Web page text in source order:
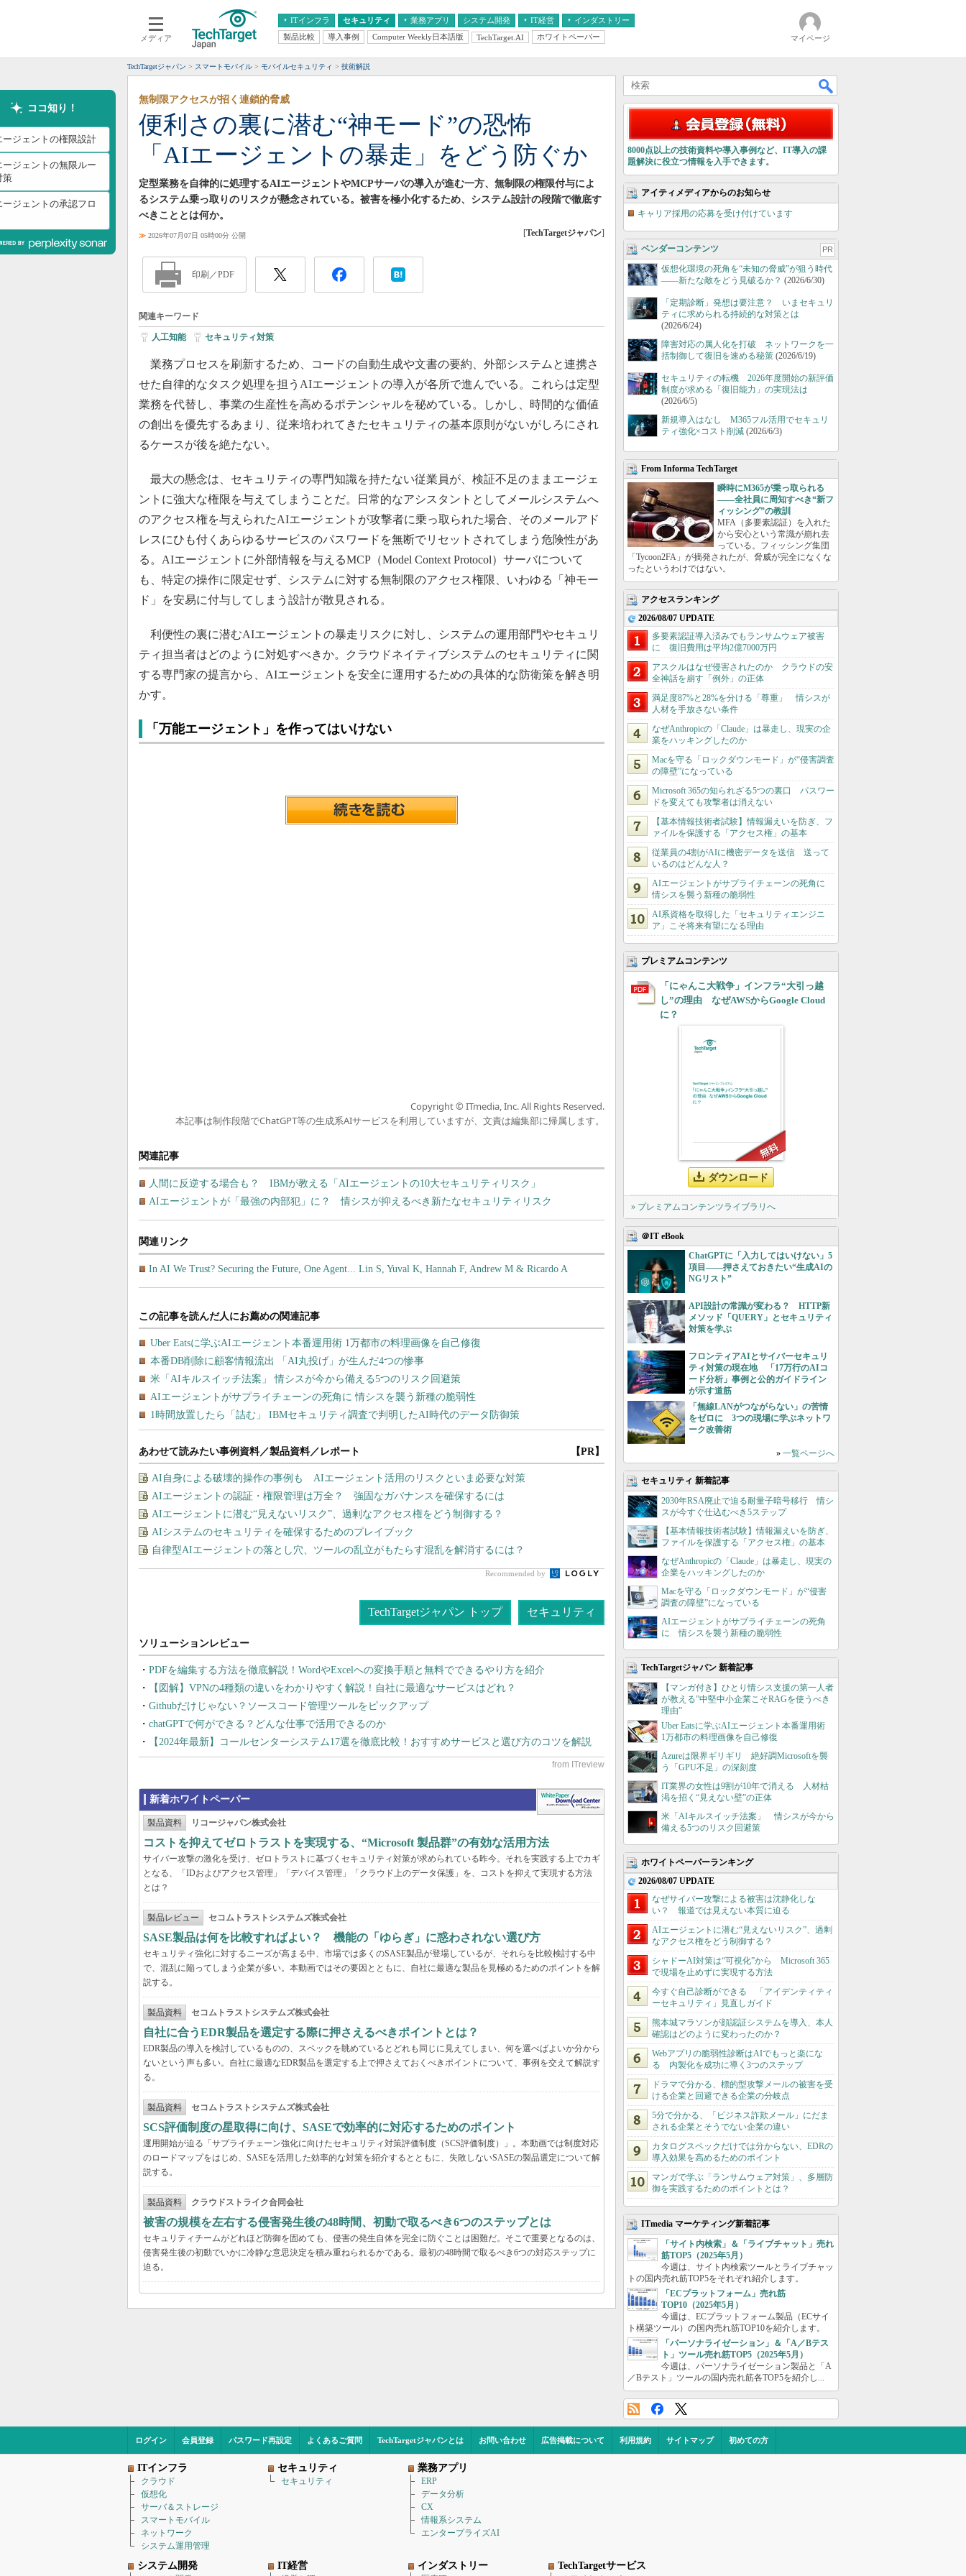
メディア
ITインフラ
クラウド
スマートモバイル
ネットワーク
システム運用管理
セキュリティ 業務アプリ
エンタープライズAI
ERP
CX
情報系システム
システム開発 IT経営
経営とIT
インダストリー
医療IT
製品比較 導入事例 Computer Weekly日本語版 TechTarget.AI ホワイトペーパー マイページ
TechTargetジャパン スマートモバイル モバイルセキュリティ 技術解説
ココ知り！
ージェントの権限設計
ージェントの無限ルー
策
ージェントの承認フロ
便利さの裏に潜む“神モード”の恐怖
「AIエージェントの暴走」をどう防ぐか
無制限アクセスが招く連鎖的脅威
定型業務を自律的に処理するAIエージェントやMCPサーバの導入が進む一方、無制限の権限付与によ
るシステム乗っ取りのリスクが懸念されている。被害を極小化するため、システム設計の段階で徹底す
べきこととは何か。
≫ 2026年07月07日 05時00分 公開 [TechTargetジャパン]
印刷／PDF
関連キーワード
人工知能| セキュリティ対策
業務プロセスを刷新するため、コードの自動生成や文書の要約、外部システムと連携さ
せた自律的なタスク処理を担うAIエージェントの導入が各所で進んでいる。これらは定型
業務を代替し、事業の生産性を高めるポテンシャルを秘めている。しかし、時間的な価値
の創出を優先するあまり、従来培われてきたセキュリティの基本原則がないがしろにされ
るケースが後を絶たない。
最大の懸念は、セキュリティの専門知識を持たない従業員が、検証不足のままエージェ
ントに強大な権限を与えてしまうことだ。日常的なアシスタントとしてメールシステムへ
のアクセス権を与えられたAIエージェントが攻撃者に乗っ取られた場合、そのメールアド
レスにひも付くあらゆるサービスのパスワードを無断でリセットされてしまう危険性があ
る。AIエージェントに外部情報を与えるMCP（Model Context Protocol）サーバについて
も、特定の操作に限定せず、システムに対する無制限のアクセス権限、いわゆる「神モー
ド」を安易に付与してしまう設計が散見される。
利便性の裏に潜むAIエージェントの暴走リスクに対し、システムの運用部門やセキュリ
ティ担当者はどのように対処すべきか。クラウドネイティブシステムのセキュリティに関
する専門家の提言から、AIエージェントを安全に運用するための具体的な防衛策を解き明
かす。
「万能エージェント」を作ってはいけない
Copyright © ITmedia, Inc. All Rights Reserved.
本記事は制作段階でChatGPT等の生成系AIサービスを利用していますが、文責は編集部に帰属します。
関連記事
人間に反逆する場合も？ IBMが教える「AIエージェントの10大セキュリティリスク」
AIエージェントが「最強の内部犯」に？ 情シスが抑えるべき新たなセキュリティリスク
関連リンク
In AI We Trust? Securing the Future, One Agent... Lin S, Yuval K, Hannah F, Andrew M & Ricardo A
あわせて読みたい事例資料／製品資料／レポート 【PR】
AI自身による破壊的操作の事例も AIエージェント活用のリスクといま必要な対策
AIエージェントの認証・権限管理は万全？ 強固なガバナンスを確保するには
AIエージェントに潜む“見えないリスク”、過剰なアクセス権をどう制御する？
AIシステムのセキュリティを確保するためのプレイブック
自律型AIエージェントの落とし穴、ツールの乱立がもたらす混乱を解消するには？
Recommended by
TechTargetジャパン トップ セキュリティ
PDFを編集する方法を徹底解説！WordやExcelへの変換手順と無料でできるやり方を紹介
【図解】VPNの4種類の違いをわかりやすく解説！自社に最適なサービスはどれ？
Githubだけじゃない？ソースコード管理ツールをピックアップ
chatGPTで何ができる？どんな仕事で活用できるのか
【2024年最新】コールセンターシステム17選を徹底比較！おすすめサービスと選び方のコツを解説
新着ホワイトペーパー
製品資料 リコージャパン株式会社
コストを抑えてゼロトラストを実現する、“Microsoft 製品群”の有効な活用方法
サイバー攻撃の激化を受け、ゼロトラストに基づくセキュリティ対策が求められている昨今。それを実践する上でカギ
となる、「IDおよびアクセス管理」「デバイス管理」「クラウド上のデータ保護」を、コストを抑えて実現する方法
とは？
製品レビュー セコムトラストシステムズ株式会社
SASE製品は何を比較すればよい？ 機能の「ゆらぎ」に惑わされない選び方
セキュリティ強化に対するニーズが高まる中、市場では多くのSASE製品が登場しているが、それらを比較検討する中
で、混乱に陥ってしまう企業が多い。本動画ではその要因とともに、自社に最適な製品を見極めるためのポイントを解
説する。
製品資料 セコムトラストシステムズ株式会社
自社に合うEDR製品を選定する際に押さえるべきポイントとは？
EDR製品の導入を検討しているものの、スペックを眺めているとどれも同じに見えてしまい、何を選べばよいか分から
ないという声も多い。自社に最適なEDR製品を選定する上で押さえておくべきポイントについて、事例を交えて解説す
る。
製品資料 セコムトラストシステムズ株式会社
SCS評価制度の星取得に向け、SASEで効率的に対応するためのポイント
運用開始が迫る「サプライチェーン強化に向けたセキュリティ対策評価制度（SCS評価制度）」。本動画では制度対応
のロードマップをはじめ、SASEを活用した効率的な対策を紹介するとともに、失敗しないSASEの製品選定について解
説する。
製品資料 クラウドストライク合同会社
被害の規模を左右する侵害発生後の48時間、初動で取るべき6つのステップとは
セキュリティチームがどれほど防御を固めても、侵害の発生自体を完全に防ぐことは困難だ。そこで重要となるのは、
侵害発生後の初動でいかに冷静な意思決定を積み重ねられるかである。最初の48時間で取るべき6つの対応ステップに
迫る。
8000点以上の技術資料や導入事例など、IT導入の課
題解決に役立つ情報を入手できます。
アイティメディアからのお知らせ
キャリア採用の応募を受け付けています
ベンダーコンテンツ PR
仮想化環境の死角を“未知の脅威”が狙う時代
――新たな敵をどう見破るか？ (2026/6/30)
「定期診断」発想は要注意？ いまセキュリ
ティに求められる持続的な対策とは
(2026/6/24)
障害対応の属人化を打破 ネットワークを一
括制御して復旧を速める秘策 (2026/6/19)
セキュリティの転機 2026年度開始の新評価
制度が求める「復旧能力」の実現法は
(2026/6/5)
新規導入はなし M365フル活用でセキュリ
ティ強化×コスト削減 (2026/6/3)
From Informa TechTarget
瞬時にM365が乗っ取られる
――全社員に周知すべき“新フ
ィッシング”の教訓
MFA（多要素認証）を入れた
から安心という常識が崩れ去
っている。フィッシング集団
「Tycoon2FA」が摘発されたが、脅威が完全になくな
ったというわけではない。
アクセスランキング
2026/08/07 UPDATE
多要素認証導入済みでもランサムウェア被害
に 復旧費用は平均2億7000万円
アスクルはなぜ侵害されたのか クラウドの安
全神話を崩す「例外」の正体
満足度87%と28%を分ける「尊重」 情シスが
人材を手放さない条件
なぜAnthropicの「Claude」は暴走し、現実の企
業をハッキングしたのか
Macを守る「ロックダウンモード」が“侵害調査
の障壁”になっている
Microsoft 365の知られざる5つの裏口 パスワー
ドを変えても攻撃者は消えない
【基本情報技術者試験】情報漏えいを防ぎ、フ
ァイルを保護する「アクセス権」の基本
従業員の4割がAIに機密データを送信 送って
いるのはどんな人？
AIエージェントがサプライチェーンの死角に
情シスを襲う新種の脆弱性
AI系資格を取得した「セキュリティエンジニ
ア」こそ将来有望になる理由
プレミアムコンテンツ
「にゃんこ大戦争」インフラ“大引っ越
し”の理由 なぜAWSからGoogle Cloud
に？
ダウンロード
» プレミアムコンテンツライブラリへ
＠IT eBook
ChatGPTに「入力してはいけない」5
項目――押さえておきたい“生成AIの
NGリスト”
API設計の常識が変わる？ HTTP新
メソッド「QUERY」とセキュリティ
対策を学ぶ
フロンティアAIとサイバーセキュリ
ティ対策の現在地 「17万行のAIコ
ード分析」事例と公的ガイドライン
が示す道筋
「無線LANがつながらない」の苦情
をゼロに 3つの現場に学ぶネットワ
ーク改善術
» 一覧ページへ
セキュリティ 新着記事
2030年RSA廃止で迫る耐量子暗号移行 情シ
スが今すぐ仕込むべき5ステップ
【基本情報技術者試験】情報漏えいを防ぎ、
ファイルを保護する「アクセス権」の基本
なぜAnthropicの「Claude」は暴走し、現実の
企業をハッキングしたのか
Macを守る「ロックダウンモード」が“侵害
調査の障壁”になっている
AIエージェントがサプライチェーンの死角
に 情シスを襲う新種の脆弱性
TechTargetジャパン 新着記事
【マンガ付き】ひとり情シス支援の第一人者
が教える”中堅中小企業こそRAGを使うべき
理由”
Uber Eatsに学ぶAIエージェント本番運用術
1万都市の料理画像を自己修復
Azureは限界ギリギリ 絶好調Microsoftを襲
う「GPU不足」の深刻度
IT業界の女性は9割が10年で消える 人材枯
渇を招く“見えない壁”の正体
米「AIキルスイッチ法案」 情シスが今から
備える5つのリスク回避策
ホワイトペーパーランキング
2026/08/07 UPDATE
なぜサイバー攻撃による被害は沈静化しな
い？ 報道では見えない本質に迫る
AIエージェントに潜む“見えないリスク”、過剰
なアクセス権をどう制御する？
シャドーAI対策は“可視化”から Microsoft 365
で現場を止めずに実現する方法
今すぐ自己診断ができる 「アイデンティティ
ーセキュリティ」見直しガイド
熊本城マラソンが顔認証システムを導入、本人
確認はどのように変わったのか？
Webアプリの脆弱性診断はAIでもっと楽にな
る 内製化を成功に導く3つのステップ
ドラマで分かる、標的型攻撃メールの被害を受
ける企業と回避できる企業の分岐点
5分で分かる、「ビジネス詐欺メール」にだま
される企業とそうでない企業の違い
カタログスペックだけでは分からない、EDRの
導入効果を高めるためのポイント
マンガで学ぶ「ランサムウェア対策」、多層防
御を実践するためのポイントとは？
ITmedia マーケティング新着記事
「サイト内検索」＆「ライブチャット」売れ
筋TOP5（2025年5月）
今週は、サイト内検索ツールとライブチャッ
トの国内売れ筋TOP5をそれぞれ紹介します。
「ECプラットフォーム」売れ筋
TOP10（2025年5月）
今週は、ECプラットフォーム製品（ECサイ
ト構築ツール）の国内売れ筋TOP10を紹介します。
「パーソナライゼーション」＆「A／Bテス
ト」ツール売れ筋TOP5（2025年5月）
今週は、パーソナライゼーション製品と「A
／Bテスト」ツールの国内売れ筋各TOP5を紹介し...
ログイン 会員登録 パスワード再設定 よくあるご質問 TechTargetジャパンとは お問い合わせ 広告掲載について 利用規約 サイトマップ 初めての方
ITインフラ
クラウド
仮想化
サーバ＆ストレージ
スマートモバイル
ネットワーク
システム運用管理
セキュリティ
セキュリティ
業務アプリ
ERP
データ分析
CX
情報系システム
エンタープライズAI
システム開発 IT経営 インダストリー TechTargetサービス